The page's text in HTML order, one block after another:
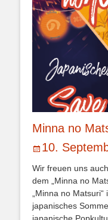
Minna no
Veröffentlicht
am
10.
Wir freuen uns
dem „Minna no
„Minna no
japanisches